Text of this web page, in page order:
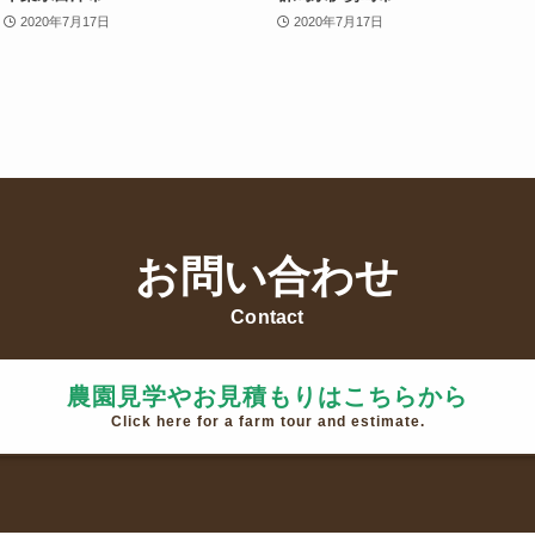
2020年7月17日 2020年7月17日
お問い合わせ
Contact
農園見学やお見積もりはこちらから
Click here for a farm tour and estimate.